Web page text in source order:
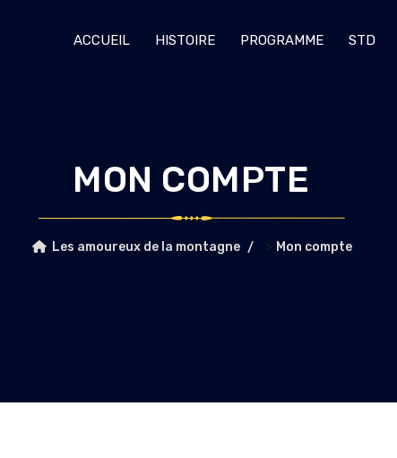
ACCUEIL HISTOIRE PROGRAMME STD
MON COMPTE
Les amoureux de la montagne > Mon compte